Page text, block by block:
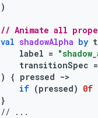
)
// Animate all
val shadowAlpha by
label =
transitionSpec =
)
{ pressed ->
if (pressed) 0f
}
// ...